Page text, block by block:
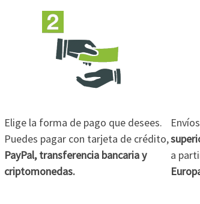
Elige la forma de pago que desees.
Puedes pagar con tarjeta de crédito,
PayPal, transferencia bancaria y
criptomonedas.
a